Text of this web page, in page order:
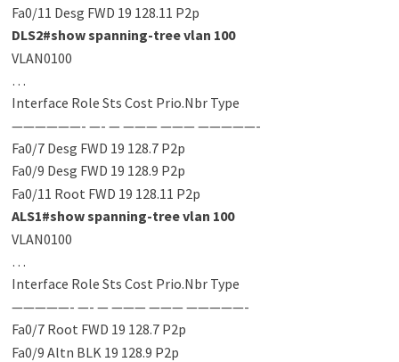
Fa0/11 Desg FWD 19 128.11 P2p
DLS2#show spanning-tree vlan 100
VLAN0100
…
Interface Role Sts Cost Prio.Nbr Type
——————- —- — ——— ——— —————-
Fa0/7 Desg FWD 19 128.7 P2p
Fa0/9 Desg FWD 19 128.9 P2p
Fa0/11 Root FWD 19 128.11 P2p
ALS1#show spanning-tree vlan 100
VLAN0100
…
Interface Role Sts Cost Prio.Nbr Type
—————- —- — ——— ——— —————-
Fa0/7 Root FWD 19 128.7 P2p
Fa0/9 Altn BLK 19 128.9 P2p